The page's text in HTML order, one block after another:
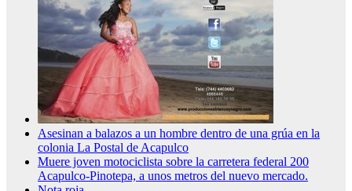
Asesinan a balazos a un hombre dentro de una grúa en la
colonia La Postal de Acapulco
Muere joven motociclista sobre la carretera federal 200
Acapulco-Pinotepa, a unos metros del nuevo mercado.